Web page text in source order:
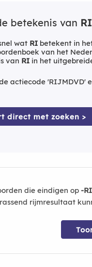
betekenis van RI
wat RI betekent in
van het
van RI in het
actiecode 'RIJMDVD'
direct met zoeken >
die eindigen op -RI
rijmresultaat